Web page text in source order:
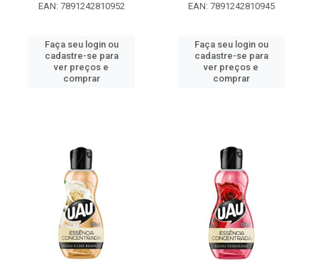
EAN: 7891242810952
Faça seu login ou
cadastre-se para
ver preços e
comprar
EAN: 7891242810945
Faça seu login ou
cadastre-se para
ver preços e
comprar